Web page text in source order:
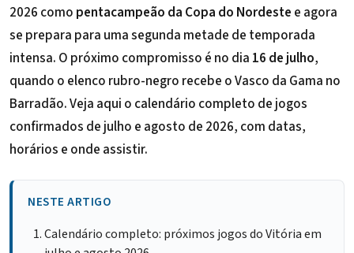
2026 como pentacampeão da Copa do Nordeste e agora
se prepara para uma segunda metade de temporada
intensa. O próximo compromisso é no dia 16 de julho,
quando o elenco rubro-negro recebe o Vasco da Gama no
Barradão. Veja aqui o calendário completo de jogos
confirmados de julho e agosto de 2026, com datas,
horários e onde assistir.
NESTE ARTIGO
Calendário completo: próximos jogos do Vitória em